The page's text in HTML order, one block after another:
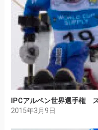
IPCアルペン世界選手権
2015年3月9日